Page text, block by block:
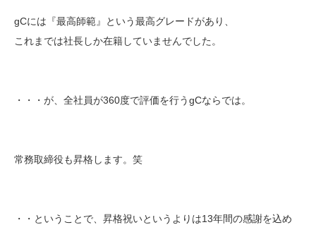
gCには『最高師範』という最高グレードがあり、
これまでは社長しか在籍していませんでした。
・・・が、全社員が360度で評価を行うgCならでは。
常務取締役も昇格します。笑
・・ということで、昇格祝いというよりは13年間の感謝を込め